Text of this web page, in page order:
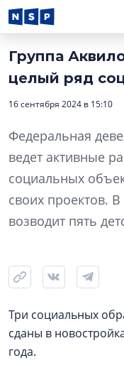
Группа
целый ряд
16 сентября 2024 в 15:10
Федеральная
ведет активные
социальных
своих проектов.
возводит пять
Три социальных
сданы в
года.